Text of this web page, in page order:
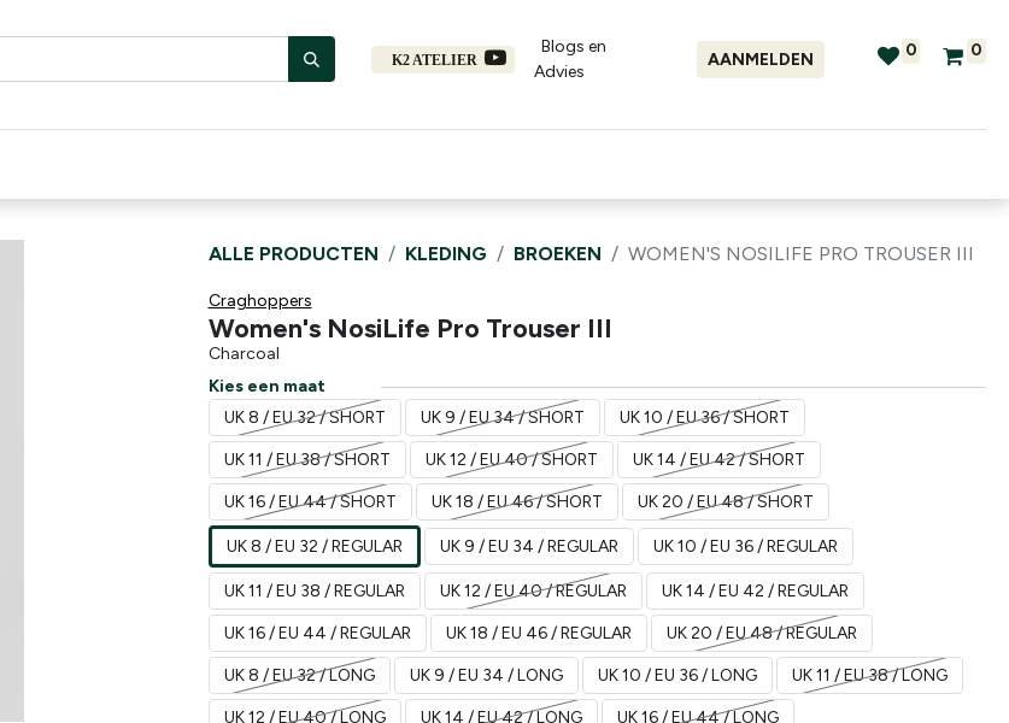
K2 ATELIER
Blogs en
Advies​
AANMELDEN 0 0
ALLE PRODUCTEN KLEDING BROEKEN WOMEN'S NOSILIFE PRO TROUSER III
Craghoppers
Women's NosiLife Pro Trouser III
Charcoal
Kies een maat
UK 8 / EU 32 / SHORT
UK 9 / EU 34 / SHORT UK 10 / EU 36 / SHORT
UK 11 / EU 38 / SHORT UK 12 / EU 40 / SHORT UK 14 / EU 42 / SHORT
UK 16 / EU 44 / SHORT UK 18 / EU 46 / SHORT UK 20 / EU 48 / SHORT
UK 8 / EU 32 / REGULAR UK 9 / EU 34 / REGULAR UK 10 / EU 36 / REGULAR
UK 11 / EU 38 / REGULAR UK 12 / EU 40 / REGULAR UK 14 / EU 42 / REGULAR
UK 16 / EU 44 / REGULAR UK 18 / EU 46 / REGULAR UK 20 / EU 48 / REGULAR
UK 8 / EU 32 / LONG UK 9 / EU 34 / LONG UK 10 / EU 36 / LONG UK 11 / EU 38 / LONG
UK 12 / EU 40 / LONG UK 14 / EU 42 / LONG UK 16 / EU 44 / LONG